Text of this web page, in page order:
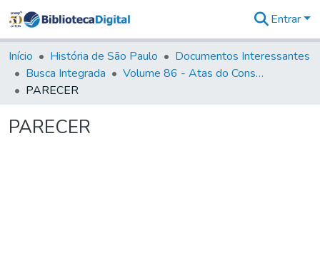
&
Coleções
Tudo na
Entrar
Início História de São Paulo
Documentos Interessantes
Busca Integrada
Volume 86 - Atas do Conselho da Presidência da Província de São Paulo (1824-1829)
PARECER
PARECER